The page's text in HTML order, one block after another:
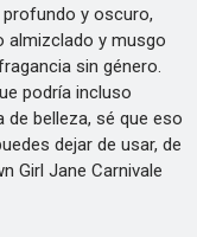
y oscuro,
almizclado y musgo
sin género.
podría incluso
belleza, sé que eso
dejar de usar, de
Girl Jane Carnivale